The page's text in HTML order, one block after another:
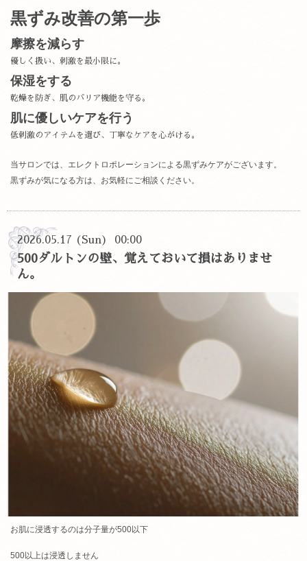
黒ずみ改善の第一歩
摩擦を減らす
優しく扱い、刺激を最小限に。
保湿をする
乾燥を防ぎ、肌のバリア機能を守る。
肌に優しいケアを行う
低刺激のアイテムを選び、丁寧なケアを心がける。
当サロンでは、エレクトロポレーションによる黒ずみケアがございます。
黒ずみが気になる方は、お気軽にご相談ください。
2026.05.17 (Sun) 00:00
500ダルトンの壁、覚えておいて損はありませ
ん。
お肌に浸透するのは分子量が500以下
500以上は浸透しません